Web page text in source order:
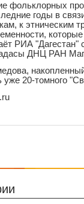
фольклорных
годы в
к этническим
РИА "Дагестан"
ДНЦ РАН
уже 20-томного